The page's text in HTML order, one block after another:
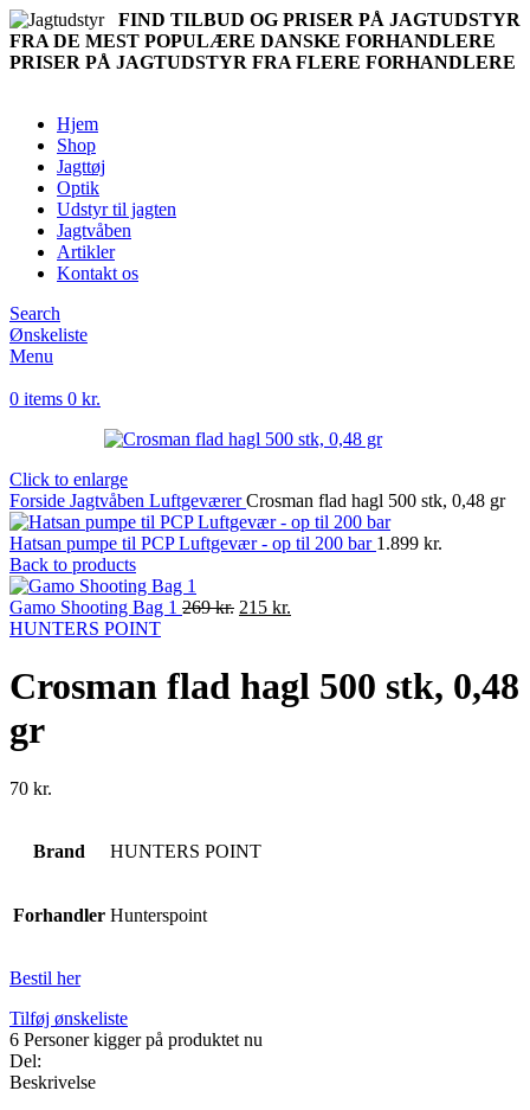
FIND TILBUD OG PRISER PÅ JAGTUDSTYR
FRA DE MEST POPULÆRE DANSKE FORHANDLERE
PRISER PÅ JAGTUDSTYR FRA FLERE FORHANDLERE
Hjem
Shop
Jagttøj
Optik
Udstyr til jagten
Jagtvåben
Artikler
Kontakt os
Search
Ønskeliste
Menu
0 items 0 kr.
Click to enlarge
Forside Jagtvåben LuftgeværerCrosman flad hagl 500 stk, 0,48 gr
Hatsan pumpe til PCP Luftgevær - op til 200 bar 1.899 kr.
Back to products
Gamo Shooting Bag 1 269kr. Original
269 kr..
215 kr.
215 kr..
HUNTERS POINT
Crosman flad hagl 500 stk, 0,48
gr
70 kr.
Brand HUNTERS POINT
Forhandler Hunterspoint
Bestil her
Tilføj ønskeliste
6 Personer kigger på produktet nu
Del:
Beskrivelse